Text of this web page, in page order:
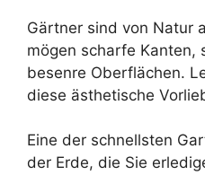
Gärtner sind von Natur
mögen scharfe Kanten,
besenre Oberflächen.
diese ästhetische
Eine der schnellsten
der Erde, die Sie